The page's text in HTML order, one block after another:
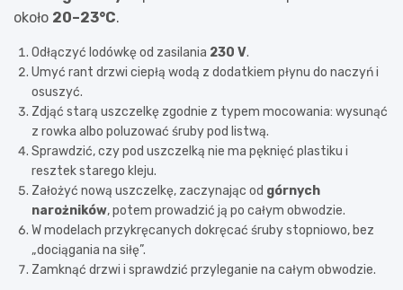
około 20–23°C.
Odłączyć lodówkę od zasilania 230 V.
Umyć rant drzwi ciepłą wodą z dodatkiem płynu do naczyń i
osuszyć.
Zdjąć starą uszczelkę zgodnie z typem mocowania: wysunąć
z rowka albo poluzować śruby pod listwą.
Sprawdzić, czy pod uszczelką nie ma pęknięć plastiku i
resztek starego kleju.
Założyć nową uszczelkę, zaczynając od górnych
narożników, potem prowadzić ją po całym obwodzie.
W modelach przykręcanych dokręcać śruby stopniowo, bez
„dociągania na siłę”.
Zamknąć drzwi i sprawdzić przyleganie na całym obwodzie.